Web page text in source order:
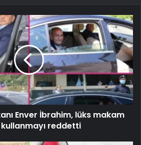
Enver İbrahim, lüks makam
kullanmayı reddetti